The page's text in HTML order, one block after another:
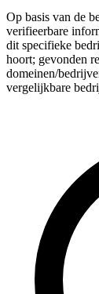
Op basis van de
verifieerbare
dit specifieke
hoort; gevonden
domeinen/
vergelijkbare